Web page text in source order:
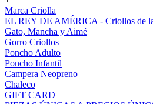
Marca Criolla
EL REY DE AMÉRICA - Criollos de
Gato, Mancha y Aimé
Gorro Criollos
Poncho Adulto
Poncho Infantil
Campera Neopreno
Chaleco
GIFT CARD